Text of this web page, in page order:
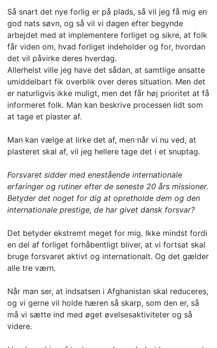
Så snart det nye forlig er på plads, så vil jeg få mig en
god nats søvn, og så vil vi dagen efter begynde
arbejdet med at implementere forliget og sikre, at folk
får viden om, hvad forliget indeholder og for, hvordan
det vil påvirke deres hverdag.
Allerhelst ville jeg have det sådan, at samtlige ansatte
umiddelbart fik overblik over deres situation. Men det
er naturligvis ikke muligt, men det får høj prioritet at få
informeret folk. Man kan beskrive processen lidt som
at tage et plaster af.
Man kan vælge at lirke det af, men når vi nu ved, at
plasteret skal af, vil jeg hellere tage det i et snuptag.
Forsvaret sidder med enestående internationale
erfaringer og rutiner efter de seneste 20 års missioner.
Betyder det noget for dig at opretholde dem og den
internationale prestige, de har givet dansk forsvar?
Det betyder ekstremt meget for mig. Ikke mindst fordi
en del af forliget forhåbentligt bliver, at vi fortsat skal
bruge forsvaret aktivt og internationalt. Og det gælder
alle tre værn.
Når man ser, at indsatsen i Afghanistan skal reduceres,
og vi gerne vil holde hæren så skarp, som den er, så
må vi sætte ind med øget øvelsesaktiviteter og så
videre.